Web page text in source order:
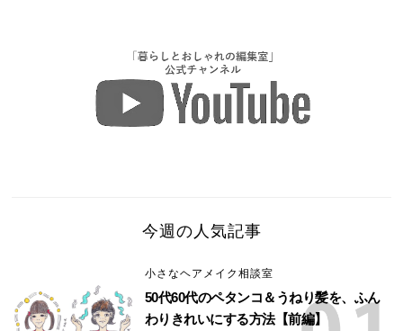
今週の人気記事
小さなヘアメイク相談室
50代60代のペタンコ＆うねり髪を、ふん
わりきれいにする方法【前編】